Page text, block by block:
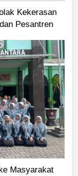
Kekerasan
Pesantren
Masyarakat